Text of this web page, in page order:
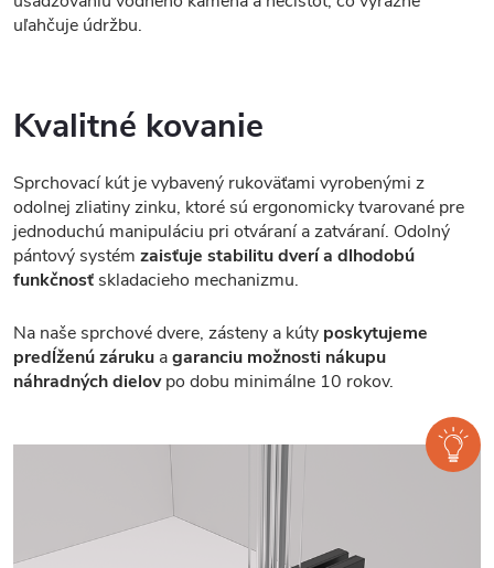
uľahčuje údržbu.
Kvalitné kovanie
Sprchovací kút je vybavený rukoväťami vyrobenými z
odolnej zliatiny zinku, ktoré sú ergonomicky tvarované pre
jednoduchú manipuláciu pri otváraní a zatváraní. Odolný
pántový systém zaisťuje stabilitu dverí a dlhodobú
funkčnosť skladacieho mechanizmu.
Na naše sprchové dvere, zásteny a kúty poskytujeme
predĺženú záruku agaranciu možnosti nákupu
náhradných dielovpo dobu minimálne 10 rokov.